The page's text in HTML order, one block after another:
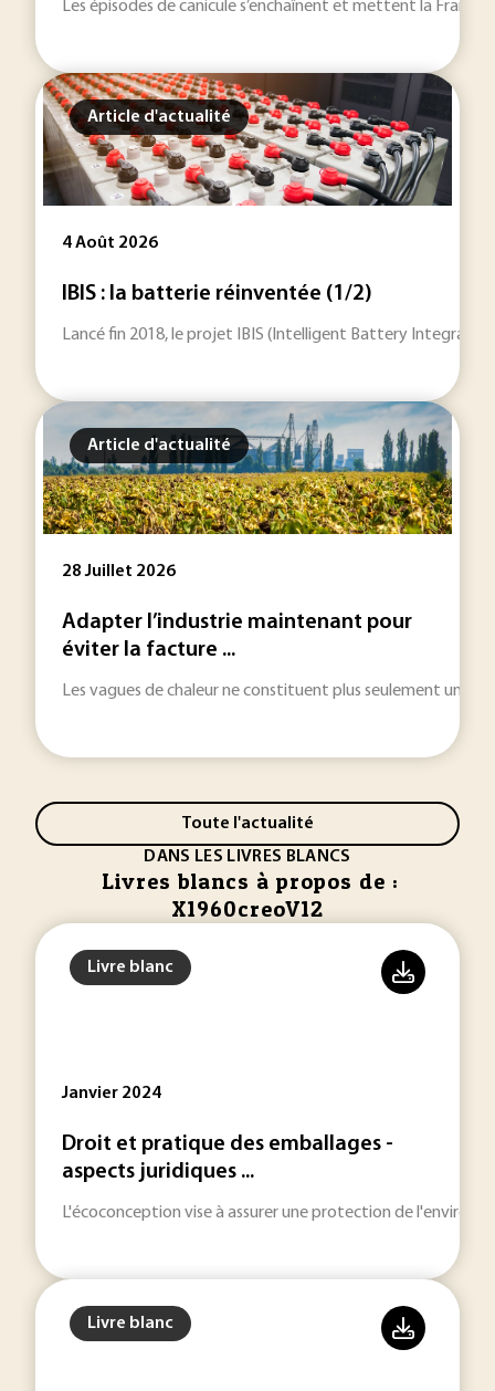
Les épisodes de canicule s’enchaînent et mettent la France
Article d'actualité
4 Août 2026
IBIS : la batterie réinventée (1/2)
Lancé fin 2018, le projet IBIS (Intelligent Battery
Article d'actualité
28 Juillet 2026
Adapter l’industrie maintenant pour
éviter la facture ...
Les vagues de chaleur ne constituent plus seulement une
Toute l'actualité
DANS LES LIVRES BLANCS
Livres blancs à propos de :
X1960creoV12
Livre blanc
Janvier 2024
Droit et pratique des emballages -
aspects juridiques ...
L'écoconception vise à assurer une protection de
Livre blanc